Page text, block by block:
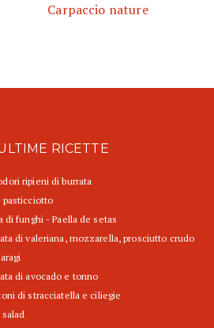
Carpaccio nature
RICETTE
ripieni di burrata
pasticciotto
di funghi - Paella de setas
di valeriana, mozzarella, prosciutto crudo
di avocado e tonno
di stracciatella e ciliegie
salad